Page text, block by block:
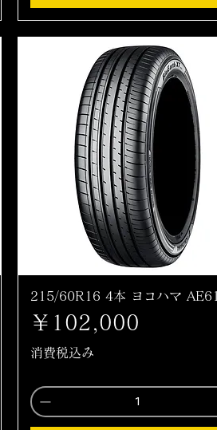
215/60R16 4本 ヨコハマ AE61
価格
￥102,000
消費税込み